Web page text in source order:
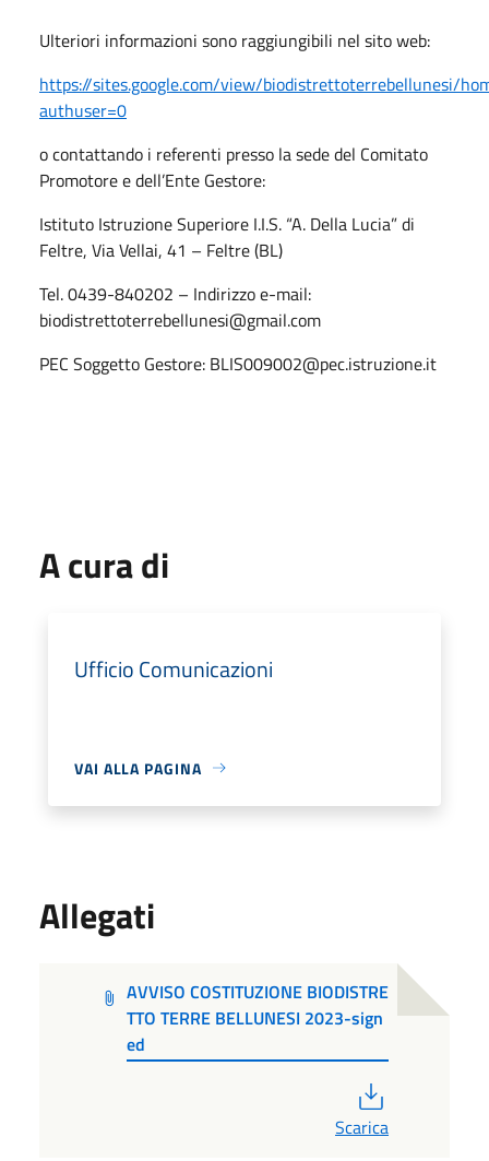
Ulteriori informazioni sono raggiungibili nel sito web:
https://sites.google.com/view/biodistrettoterrebellunesi/
authuser=0
o contattando i referenti presso la sede del Comitato
Promotore e dell’Ente Gestore:
Istituto Istruzione Superiore I.I.S. “A. Della Lucia” di
Feltre, Via Vellai, 41 – Feltre (BL)
Tel. 0439-840202 – Indirizzo e-mail:
biodistrettoterrebellunesi@gmail.com
PEC Soggetto Gestore: BLIS009002@pec.istruzione.it
A cura di
Ufficio Comunicazioni
VAI ALLA PAGINA
Allegati
AVVISO COSTITUZIONE BIODISTRE
TTO TERRE BELLUNESI 2023-sign
ed
Scarica